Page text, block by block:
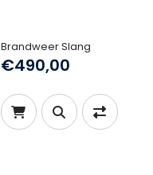
Brandweer Slang
€490,00